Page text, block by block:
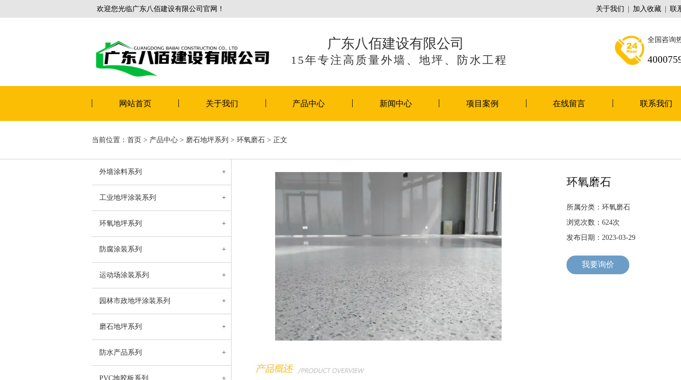
欢迎您光临广东八佰建设有限公司官网！ 关于我们 加入收藏 联
广东八佰建设有限公司
15年专注高质量外墙、地坪、防水工程
全国咨询
网站首页 关于我们 产品中心 新闻中心 项目案例 在线留言 联系我们
当前位置： 首页 > 产品中心 > 磨石地坪系列 > 环氧磨石 > 正文
外墙涂料系列 +
工业地坪涂装系列 +
环氧地坪系列 +
防腐涂装系列 +
运动场涂装系列 +
园林市政地坪涂装系列 +
磨石地坪系列 +
防水产品系列 +
PVC地胶板系列 +
环氧磨石
所属分类：环氧磨石
浏览次数：624次
发布日期：2023-03-29
我要询价